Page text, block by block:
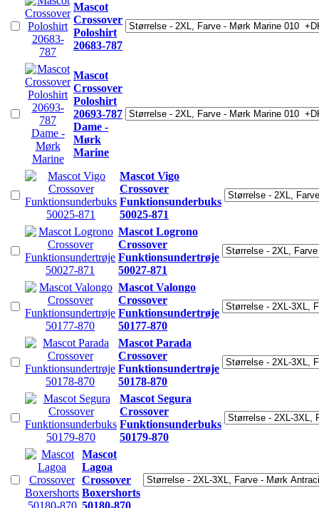
Mascot
Crossover
Poloshirt
20683-787
Mascot
Crossover
Poloshirt
20693-787
Dame -
Mørk
Marine
Mascot Vigo
Crossover
Funktionsunderbuks
50025-871
Mascot Logrono
Crossover
Funktionsundertrøje
50027-871
Mascot Valongo
Crossover
Funktionsundertrøje
50177-870
Mascot Parada
Crossover
Funktionsundertrøje
50178-870
Mascot Segura
Crossover
Funktionsunderbuks
50179-870
Mascot
Lagoa
Crossover
Boxershorts